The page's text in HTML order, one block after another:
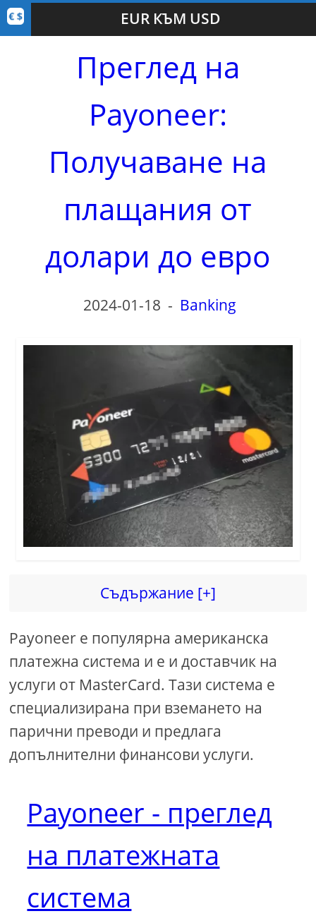
EUR КЪМ USD
Преглед на
Payoneer:
Получаване на
плащания от
долари до евро
2024-01-18 - Banking
Съдържание [+]
Payoneer е популярна американска
платежна система и е и доставчик на
услуги от MasterCard. Тази система е
специализирана при вземането на
парични преводи и предлага
допълнителни финансови услуги.
Payoneer - преглед
на платежната
система